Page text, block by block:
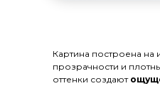
Картина построена на
прозрачности и
оттенки создают